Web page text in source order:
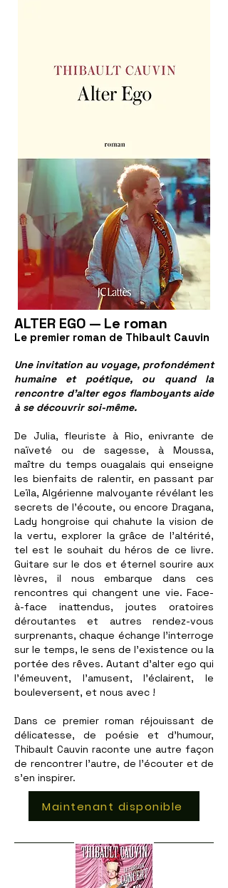
ALTER EGO — Le roman
Le premier roman de Thibault Cauvin
Une invitation au voyage, profondément
humaine et poétique, ou quand la
rencontre d’alter egos flamboyants aide
à se découvrir soi-même.
De Julia, fleuriste à Rio, enivrante de
naïveté ou de sagesse, à Moussa,
maître du temps ouagalais qui enseigne
les bienfaits de ralentir, en passant par
Leïla, Algérienne malvoyante révélant les
secrets de l’écoute, ou encore Dragana,
Lady hongroise qui chahute la vision de
la vertu, explorer la grâce de l’altérité,
tel est le souhait du héros de ce livre.
Guitare sur le dos et éternel sourire aux
lèvres, il nous embarque dans ces
rencontres qui changent une vie. Face-
à-face inattendus, joutes oratoires
déroutantes et autres rendez-vous
surprenants, chaque échange l’interroge
sur le temps, le sens de l’existence ou la
portée des rêves. Autant d’alter ego qui
l’émeuvent, l’amusent, l’éclairent, le
bouleversent, et nous avec !
Dans ce premier roman réjouissant de
délicatesse, de poésie et d’humour,
Thibault Cauvin raconte une autre façon
de rencontrer l’autre, de l’écouter et de
s’en inspirer.
Maintenant disponible